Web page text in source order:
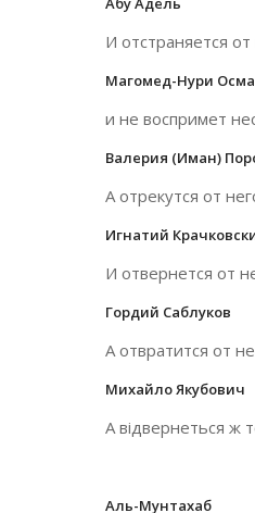
И отстраняется
Магомед-Нури
и не воспримет
Валерия (Иман)
А отрекутся от
Игнатий
И отвернется от
Гордий Саблуков
А отвратится от
Михайло Якубович
А відвернеться ж
Аль-Мунтахаб